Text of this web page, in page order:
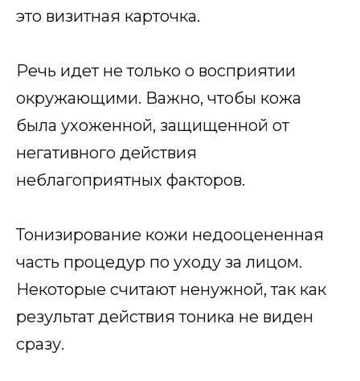
это визитная карточка.
Речь идет не только о восприятии
окружающими. Важно, чтобы кожа
была ухоженной, защищенной от
негативного действия
неблагоприятных факторов.
Тонизирование кожи недооцененная
часть процедур по уходу за лицом.
Некоторые считают ненужной, так как
результат действия тоника не виден
сразу.